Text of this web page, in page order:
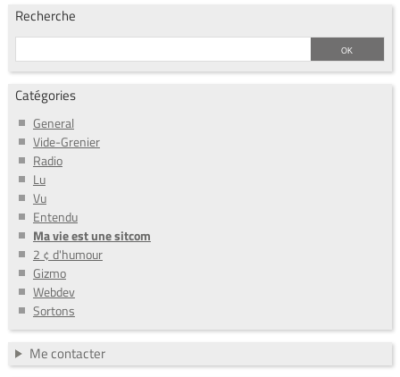
Recherche
Catégories
General
Vide-Grenier
Radio
Lu
Vu
Entendu
Ma vie est une sitcom
2 ¢ d'humour
Gizmo
Webdev
Sortons
Me contacter